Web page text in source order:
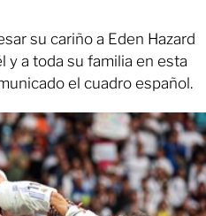
su cariño a Eden Hazard
y a toda su familia en esta
el cuadro español.